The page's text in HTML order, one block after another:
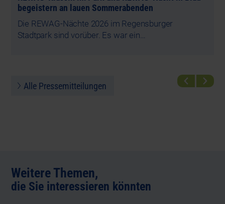
begeistern an lauen Sommerabenden
Die REWAG-Nächte 2026 im Regensburger
Stadtpark sind vorüber. Es war ein…
Alle Pressemitteilungen
Weitere Themen,
die Sie interessieren könnten